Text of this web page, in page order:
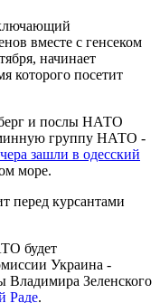
вместе с генсеком
начинает
которого посетит
и послы НАТО
группу НАТО -
зашли в одесский
море.
перед курсантами
будет
Украина -
Зеленского
Раде.